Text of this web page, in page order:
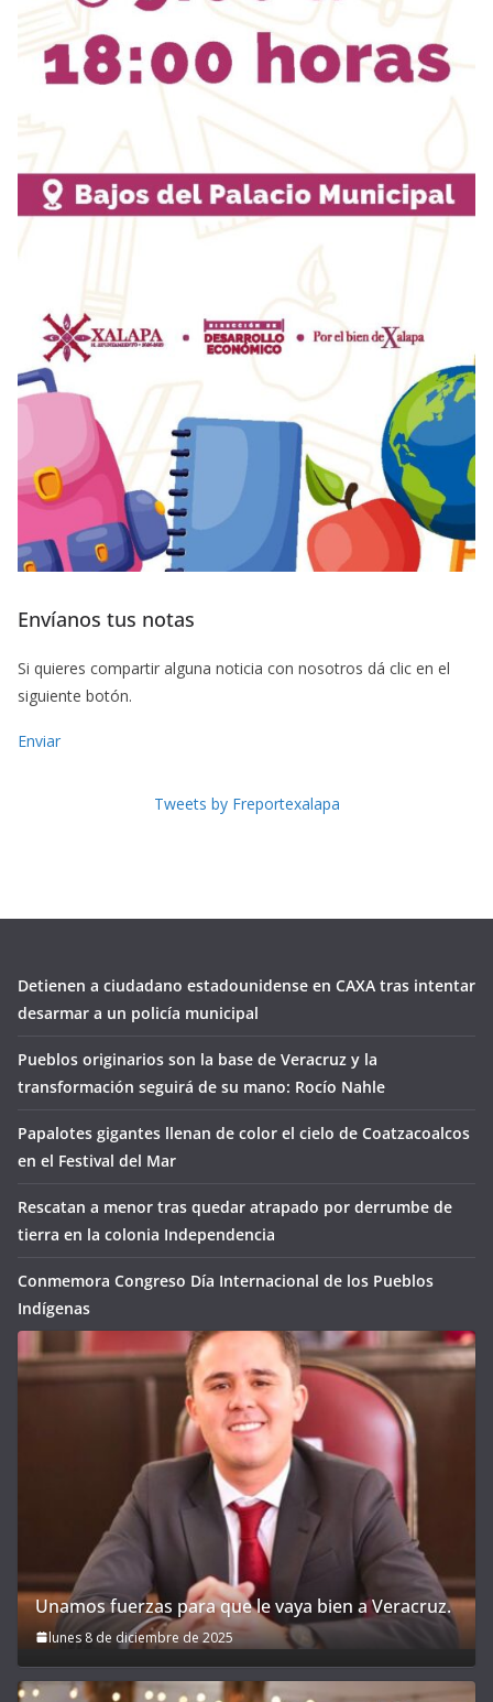
Envíanos tus notas
Si quieres compartir alguna noticia con nosotros dá clic en el
siguiente botón.
Enviar
Tweets by Freportexalapa
Detienen a ciudadano estadounidense en CAXA tras intentar
desarmar a un policía municipal
Pueblos originarios son la base de Veracruz y la
transformación seguirá de su mano: Rocío Nahle
Papalotes gigantes llenan de color el cielo de Coatzacoalcos
en el Festival del Mar
Rescatan a menor tras quedar atrapado por derrumbe de
tierra en la colonia Independencia
Conmemora Congreso Día Internacional de los Pueblos
Indígenas
Unamos fuerzas para que le vaya bien a Veracruz.
lunes 8 de diciembre de 2025